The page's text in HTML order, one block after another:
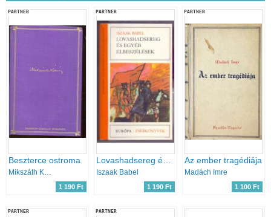
PARTNER
Beszterce ostroma
Mikszáth Kálmán
1 190 Ft
PARTNER
Iszaak Babel
1 190 Ft
PARTNER
Az ember tragédiája
Madách Imre
1 100 Ft
PARTNER PARTNER